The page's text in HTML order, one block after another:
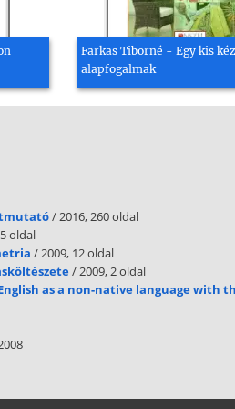
Farkas Tiborné - Egy kis
alapfogalmak
/ 2016, 260 oldal
oldal
/ 2009, 12 oldal
/ 2009, 2 oldal
as a non-native language with